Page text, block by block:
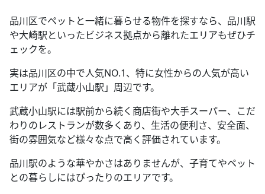
品川区でペットと一緒に暮らせる物件を探すなら、品川駅
や大崎駅といったビジネス拠点から離れたエリアもぜひチ
ェックを。
実は品川区の中で人気NO.1、特に女性からの人気が高い
エリアが「武蔵小山駅」周辺です。
武蔵小山駅には駅前から続く商店街や大手スーパー、こだ
わりのレストランが数多くあり、生活の便利さ、安全面、
街の雰囲気など様々な点で高く評価されています。
品川駅のような華やかさはありませんが、子育てやペット
との暮らしにはぴったりのエリアです。